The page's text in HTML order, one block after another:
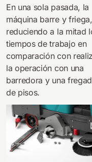
E110-R
1100
En una sola pasada, la
máquina barre y friega,
reduciendo a la mitad
tiempos de trabajo en
comparación con
la operación con una
barredora y una
de pisos.